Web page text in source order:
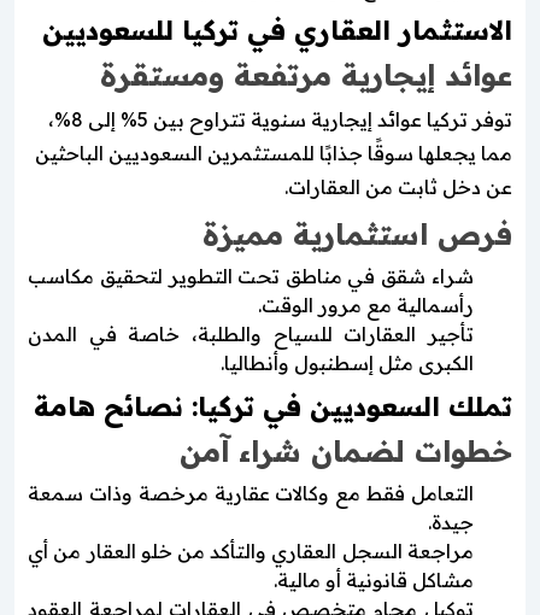
الاستثمار العقاري في تركيا للسعوديين
عوائد إيجارية مرتفعة ومستقرة
توفر تركيا عوائد إيجارية سنوية تتراوح بين 5% إلى 8%،
مما يجعلها سوقًا جذابًا للمستثمرين السعوديين الباحثين
عن دخل ثابت من العقارات.
فرص استثمارية مميزة
شراء شقق في مناطق تحت التطوير لتحقيق مكاسب
رأسمالية مع مرور الوقت.
تأجير العقارات للسياح والطلبة، خاصة في المدن
الكبرى مثل إسطنبول وأنطاليا.
تملك السعوديين في تركيا: نصائح هامة
خطوات لضمان شراء آمن
التعامل فقط مع وكالات عقارية مرخصة وذات سمعة
جيدة.
مراجعة السجل العقاري والتأكد من خلو العقار من أي
مشاكل قانونية أو مالية.
توكيل محامٍ متخصص في العقارات لمراجعة العقود